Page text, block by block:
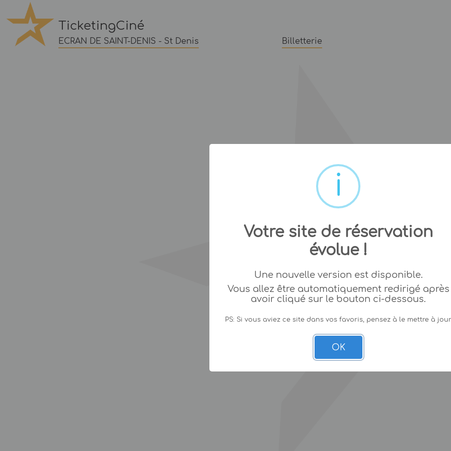
TicketingCiné
ECRAN DE SAINT-DENIS - St Denis Billetterie
Votre site de réservation
évolue !
Une nouvelle version est disponible.
Vous allez être automatiquement redirigé après
avoir cliqué sur le bouton ci-dessous.
PS: Si vous aviez ce site dans vos favoris, pensez à le mettre à
OK